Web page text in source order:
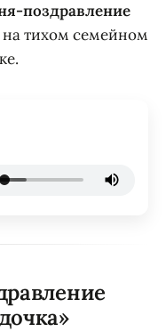
поздравление
тихом семейном